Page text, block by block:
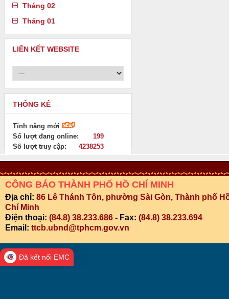
Tháng 02
Tháng 01
LIÊN KẾT WEBSITE
THỐNG KÊ
Tính năng mới
Số lượt đang online:
199
Số lượt truy cập:
4238253
CÔNG BÁO THÀNH PHỐ HỒ CHÍ MINH
Địa chỉ: 86 Lê Thánh Tôn, phường Sài Gòn, Thành phố
Chí Minh
Điện thoại: (84.8) 38.233.686 - Fax: (84.8) 38.233.694
Email: ttcb.ubnd@tphcm.gov.vn
Đã kết nối EMC